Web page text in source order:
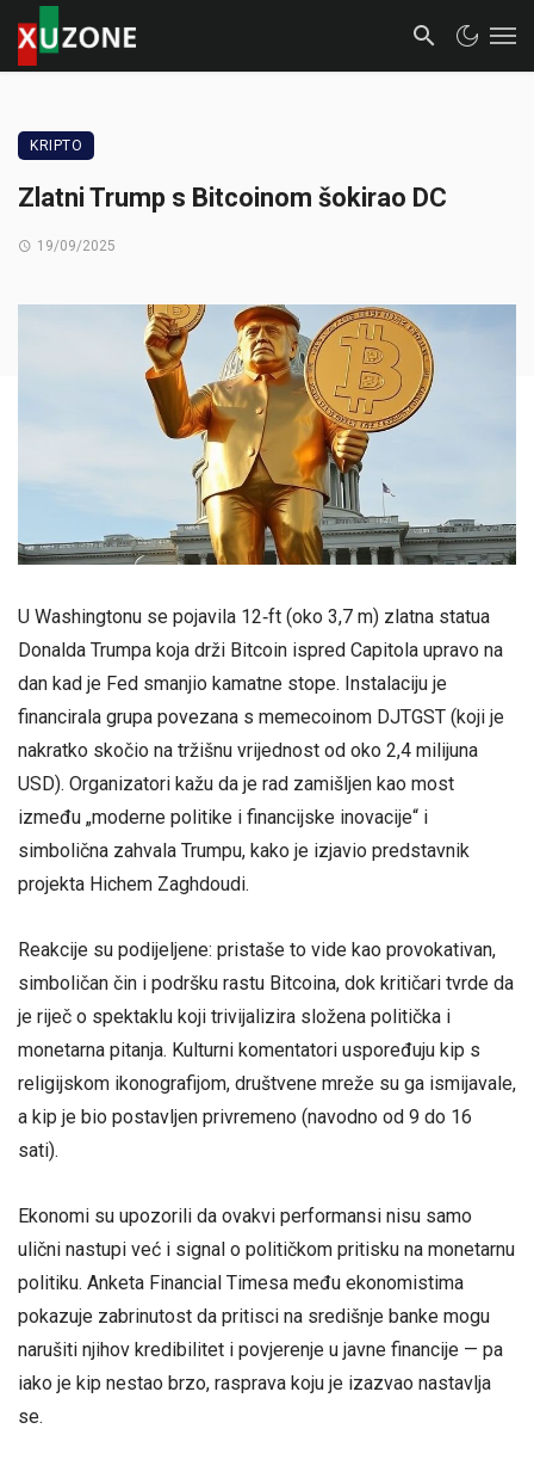
KRIPTO
Zlatni Trump s Bitcoinom šokirao DC
19/09/2025
U Washingtonu se pojavila 12‑ft (oko 3,7 m) zlatna statua
Donalda Trumpa koja drži Bitcoin ispred Capitola upravo na
dan kad je Fed smanjio kamatne stope. Instalaciju je
financirala grupa povezana s memecoinom DJTGST (koji je
nakratko skočio na tržišnu vrijednost od oko 2,4 milijuna
USD). Organizatori kažu da je rad zamišljen kao most
između „moderne politike i financijske inovacije“ i
simbolična zahvala Trumpu, kako je izjavio predstavnik
projekta Hichem Zaghdoudi.
Reakcije su podijeljene: pristaše to vide kao provokativan,
simboličan čin i podršku rastu Bitcoina, dok kritičari tvrde da
je riječ o spektaklu koji trivijalizira složena politička i
monetarna pitanja. Kulturni komentatori uspoređuju kip s
religijskom ikonografijom, društvene mreže su ga ismijavale,
a kip je bio postavljen privremeno (navodno od 9 do 16
sati).
Ekonomi su upozorili da ovakvi performansi nisu samo
ulični nastupi već i signal o političkom pritisku na monetarnu
politiku. Anketa Financial Timesa među ekonomistima
pokazuje zabrinutost da pritisci na središnje banke mogu
narušiti njihov kredibilitet i povjerenje u javne financije — pa
iako je kip nestao brzo, rasprava koju je izazvao nastavlja
se.